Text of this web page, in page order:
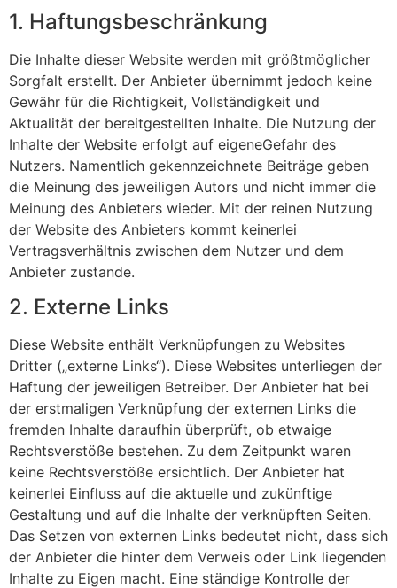
1. Haftungsbeschränkung
Die Inhalte dieser Website werden mit größtmöglicher
Sorgfalt erstellt. Der Anbieter übernimmt jedoch keine
Gewähr für die Richtigkeit, Vollständigkeit und
Aktualität der bereitgestellten Inhalte. Die Nutzung der
Inhalte der Website erfolgt auf eigeneGefahr des
Nutzers. Namentlich gekennzeichnete Beiträge geben
die Meinung des jeweiligen Autors und nicht immer die
Meinung des Anbieters wieder. Mit der reinen Nutzung
der Website des Anbieters kommt keinerlei
Vertragsverhältnis zwischen dem Nutzer und dem
Anbieter zustande.
2. Externe Links
Diese Website enthält Verknüpfungen zu Websites
Dritter („externe Links“). Diese Websites unterliegen der
Haftung der jeweiligen Betreiber. Der Anbieter hat bei
der erstmaligen Verknüpfung der externen Links die
fremden Inhalte daraufhin überprüft, ob etwaige
Rechtsverstöße bestehen. Zu dem Zeitpunkt waren
keine Rechtsverstöße ersichtlich. Der Anbieter hat
keinerlei Einfluss auf die aktuelle und zukünftige
Gestaltung und auf die Inhalte der verknüpften Seiten.
Das Setzen von externen Links bedeutet nicht, dass sich
der Anbieter die hinter dem Verweis oder Link liegenden
Inhalte zu Eigen macht. Eine ständige Kontrolle der